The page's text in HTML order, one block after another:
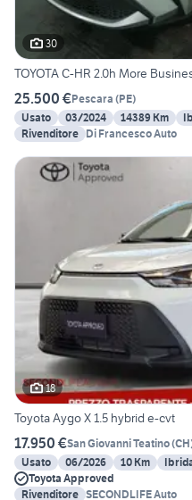
30
TOYOTA C-HR 2.0h More
25.500 €Pescara (PE)
Usato
03/2024 14389 Km
Rivenditore Di Francesco Auto
18
Toyota Aygo X 1.5 hybrid e-cvt
17.950 €San Giovanni Teatino(CH
Usato
06/2026 10 Km
Toyota Approved
Rivenditore SECONDLIFE Auto